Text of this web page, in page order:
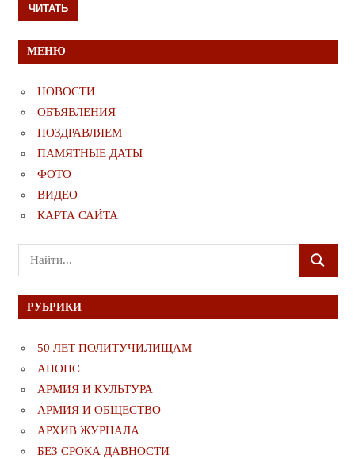
ЧИТАТЬ
МЕНЮ
НОВОСТИ
ОБЪЯВЛЕНИЯ
ПОЗДРАВЛЯЕМ
ПАМЯТНЫЕ ДАТЫ
ФОТО
ВИДЕО
КАРТА САЙТА
Поиск
для:
ПОИСК
РУБРИКИ
50 ЛЕТ ПОЛИТУЧИЛИЩАМ
АНОНС
АРМИЯ И КУЛЬТУРА
АРМИЯ И ОБЩЕСТВО
АРХИВ ЖУРНАЛА
БЕЗ СРОКА ДАВНОСТИ